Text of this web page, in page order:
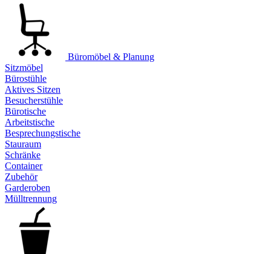
Büromöbel & Planung
Sitzmöbel
Bürostühle
Aktives Sitzen
Besucherstühle
Bürotische
Arbeitstische
Besprechungstische
Stauraum
Schränke
Container
Zubehör
Garderoben
Mülltrennung